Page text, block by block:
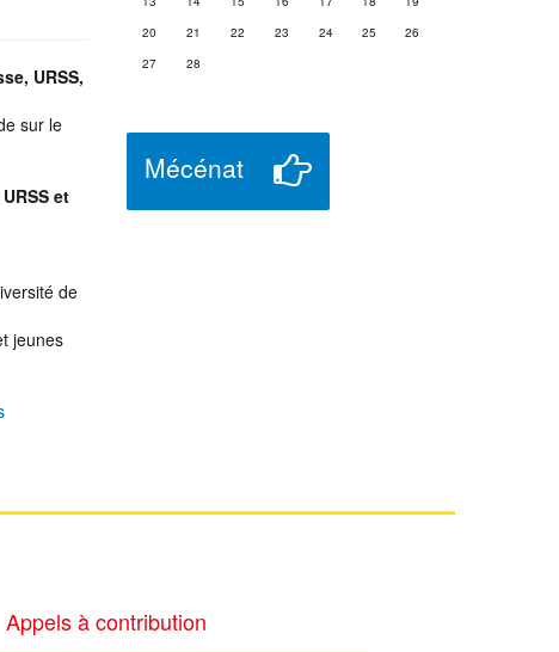
URSS,
sur le
et
de
jeunes
20
21 22 23 24 25
26
27
28
Mécénat
Appels à contribution